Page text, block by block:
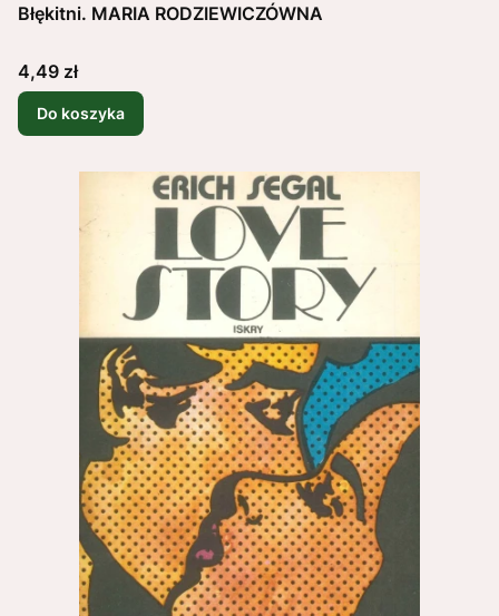
Błękitni. MARIA RODZIEWICZÓWNA
Cena
4,49 zł
Do koszyka